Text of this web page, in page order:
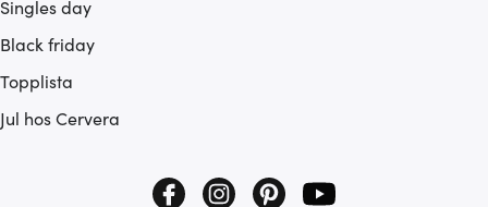
Singles day
Black friday
Topplista
Jul hos Cervera